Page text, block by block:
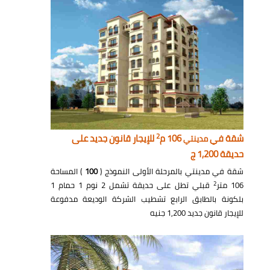
شقة فيمدينتي106 م 2للإيجار قانون جديد على
حديقة 1,200 ج
شقة في مدينتي بالمرحلة الأولى النموذج (100 ) المساحة
106 متر
2
قبلي تطل على حديقة تشمل 2 نوم 1 حمام 1
بلكونة بالطابق الرابع تشطيب الشركة الوديعة مدفوعة
للإيجار قانون جديد 1,200 جنيه